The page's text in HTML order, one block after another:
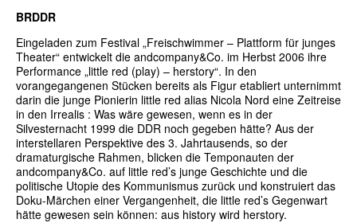
BRDDR
Eingeladen zum Festival „Freischwimmer – Plattform für junges
Theater“ entwickelt die andcompany&Co. im Herbst 2006 ihre
Performance „little red (play) – herstory“. In den
vorangegangenen Stücken bereits als Figur etabliert unternimmt
darin die junge Pionierin little red alias Nicola Nord eine Zeitreise
in den Irrealis : Was wäre gewesen, wenn es in der
Silvesternacht 1999 die DDR noch gegeben hätte? Aus der
interstellaren Perspektive des 3. Jahrtausends, so der
dramaturgische Rahmen, blicken die Temponauten der
andcompany&Co. auf little red’s junge Geschichte und die
politische Utopie des Kommunismus zurück und konstruiert das
Doku-Märchen einer Vergangenheit, die little red’s Gegenwart
hätte gewesen sein können: aus history wird herstory.